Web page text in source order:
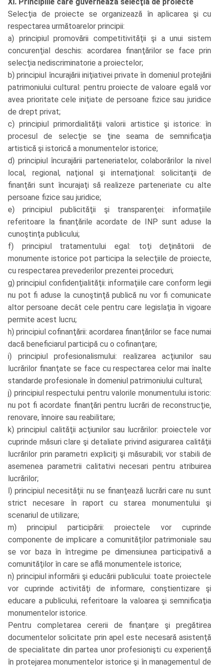
Selecţia de proiecte se organizează în aplicarea şi cu
respectarea următoarelor principii:
a) principiul promovării competitivităţii şi a unui sistem
concurenţial deschis: acordarea finanţărilor se face prin
selecţia nediscriminatorie a proiectelor;
b) principiul încurajării iniţiativei private în domeniul protejării
patrimoniului cultural: pentru proiecte de valoare egală vor
avea prioritate cele iniţiate de persoane fizice sau juridice
de drept privat;
c) principiul primordialităţii valorii artistice şi istorice: în
procesul de selecţie se ţine seama de semnificaţia
artistică şi istorică a monumentelor istorice;
d) principiul încurajării parteneriatelor, colaborărilor la nivel
local, regional, naţional şi internaţional: solicitanţii de
finanţări sunt încurajaţi să realizeze parteneriate cu alte
persoane fizice sau juridice;
e) principiul publicităţii şi transparenţei: informaţiile
referitoare la finanţările acordate de INP sunt aduse la
cunoştinţa publicului;
f) principiul tratamentului egal: toţi deţinătorii de
monumente istorice pot participa la selecţiile de proiecte,
cu respectarea prevederilor prezentei proceduri;
g) principiul confidenţialităţii: informaţiile care conform legii
nu pot fi aduse la cunoştinţă publică nu vor fi comunicate
altor persoane decât cele pentru care legislaţia în vigoare
permite acest lucru;
h) principiul cofinanţării: acordarea finanţărilor se face numai
dacă beneficiarul participă cu o cofinanţare;
i) principiul profesionalismului: realizarea acţiunilor sau
lucrărilor finanţate se face cu respectarea celor mai înalte
standarde profesionale în domeniul patrimoniului cultural;
j) principiul respectului pentru valorile monumentului istoric:
nu pot fi acordate finanţări pentru lucrări de reconstrucţie,
renovare, înnoire sau reabilitare;
k) principiul calităţii acţiunilor sau lucrărilor: proiectele vor
cuprinde măsuri clare şi detaliate privind asigurarea calităţii
lucrărilor prin parametri expliciţi şi măsurabili; vor stabili de
asemenea parametrii calitativi necesari pentru atribuirea
lucrărilor;
l) principiul necesităţii: nu se finanţează lucrări care nu sunt
strict necesare în raport cu starea monumentului şi
scenariul de utilizare;
m) principiul participării: proiectele vor cuprinde
componente de implicare a comunităţilor patrimoniale sau
se vor baza în întregime pe dimensiunea participativă a
comunităţilor în care se află monumentele istorice;
n) principiul informării şi educării publicului: toate proiectele
vor cuprinde activităţi de informare, conştientizare şi
educare a publicului, referitoare la valoarea şi semnificaţia
monumentelor istorice.
Pentru completarea cererii de finanţare şi pregătirea
documentelor solicitate prin apel este necesară asistenţă
de specialitate din partea unor profesionişti cu experienţă
în protejarea monumentelor istorice şi în managementul de